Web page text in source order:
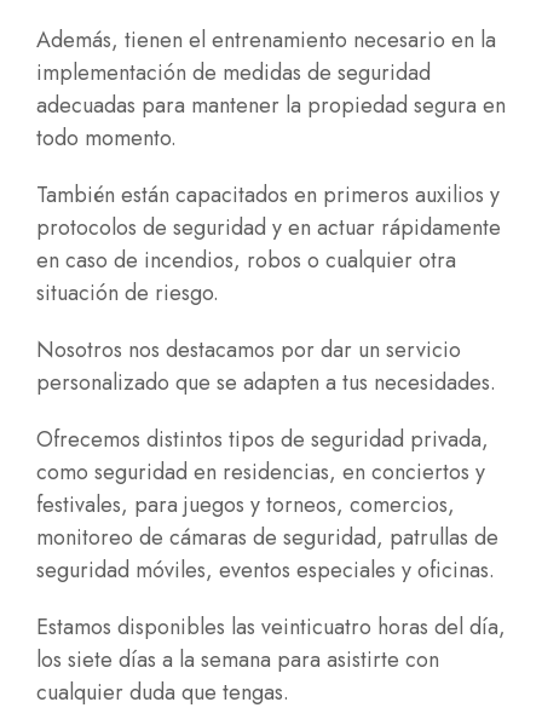
Además, tienen el entrenamiento necesario en la
implementación de medidas de seguridad
adecuadas para mantener la propiedad segura en
todo momento.
También están capacitados en primeros auxilios y
protocolos de seguridad y en actuar rápidamente
en caso de incendios, robos o cualquier otra
situación de riesgo.
Nosotros nos destacamos por dar un servicio
personalizado que se adapten a tus necesidades.
Ofrecemos distintos tipos de seguridad privada,
como seguridad en residencias, en conciertos y
festivales, para juegos y torneos, comercios,
monitoreo de cámaras de seguridad, patrullas de
seguridad móviles, eventos especiales y oficinas.
Estamos disponibles las veinticuatro horas del día,
los siete días a la semana para asistirte con
cualquier duda que tengas.